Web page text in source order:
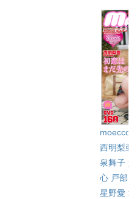
moecco
西明梨亜
泉舞子 如
心 戸部ま
星野愛 城